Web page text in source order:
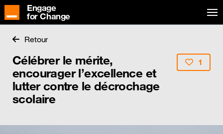
Engage
for Change
Retour
Célébrer le mérite,
encourager l’excellence et
lutter contre le décrochage
scolaire
1